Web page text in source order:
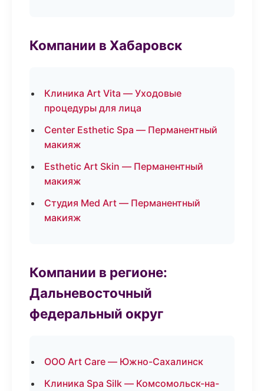
Компании в Хабаровск
Клиника Art Vita — Уходовые
процедуры для лица
Center Esthetic Spa — Перманентный
макияж
Esthetic Art Skin — Перманентный
макияж
Студия Med Art — Перманентный
макияж
Компании в регионе:
Дальневосточный
федеральный округ
ООО Art Care — Южно-Сахалинск
Клиника Spa Silk — Комсомольск-на-